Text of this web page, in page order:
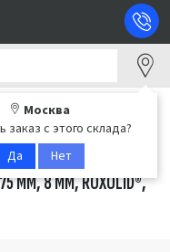
Москва
с этого склада?
Да
Нет
ММ, 8 ММ, ROXOLID®,